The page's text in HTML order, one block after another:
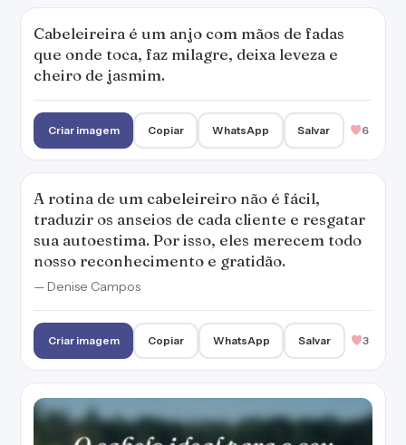
Cabeleireira é um anjo com mãos de fadas
que onde toca, faz milagre, deixa leveza e
cheiro de jasmim.
Criar imagem Copiar WhatsApp Salvar 6
A rotina de um cabeleireiro não é fácil,
traduzir os anseios de cada cliente e resgatar
sua autoestima. Por isso, eles merecem todo
nosso reconhecimento e gratidão.
— Denise Campos
Criar imagem Copiar WhatsApp Salvar 3